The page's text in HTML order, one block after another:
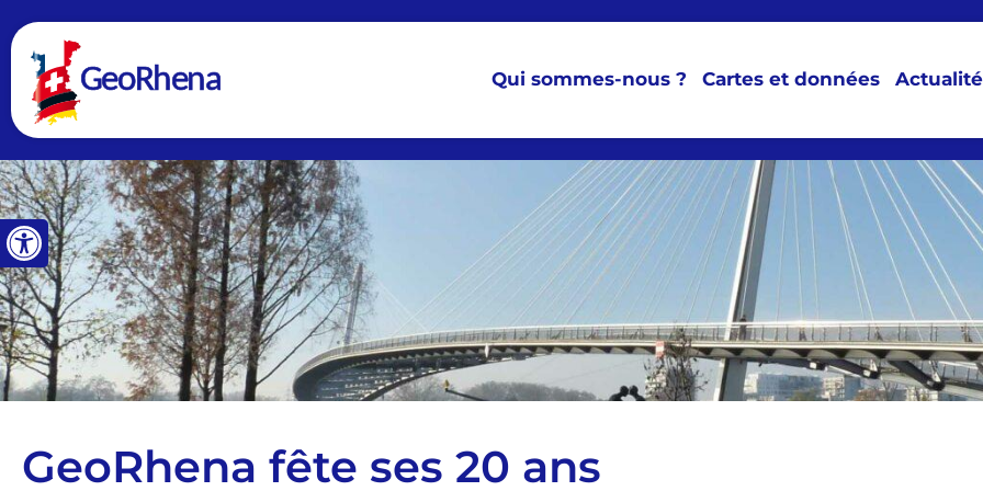
Ouvrir la barre d’outils
Qui sommes-nous ? Cartes et données
GeoRhena fête ses 20 ans